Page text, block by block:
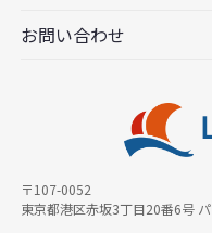
〒107-0052
東京都港区赤坂3丁目20番6号
お問い合わせ